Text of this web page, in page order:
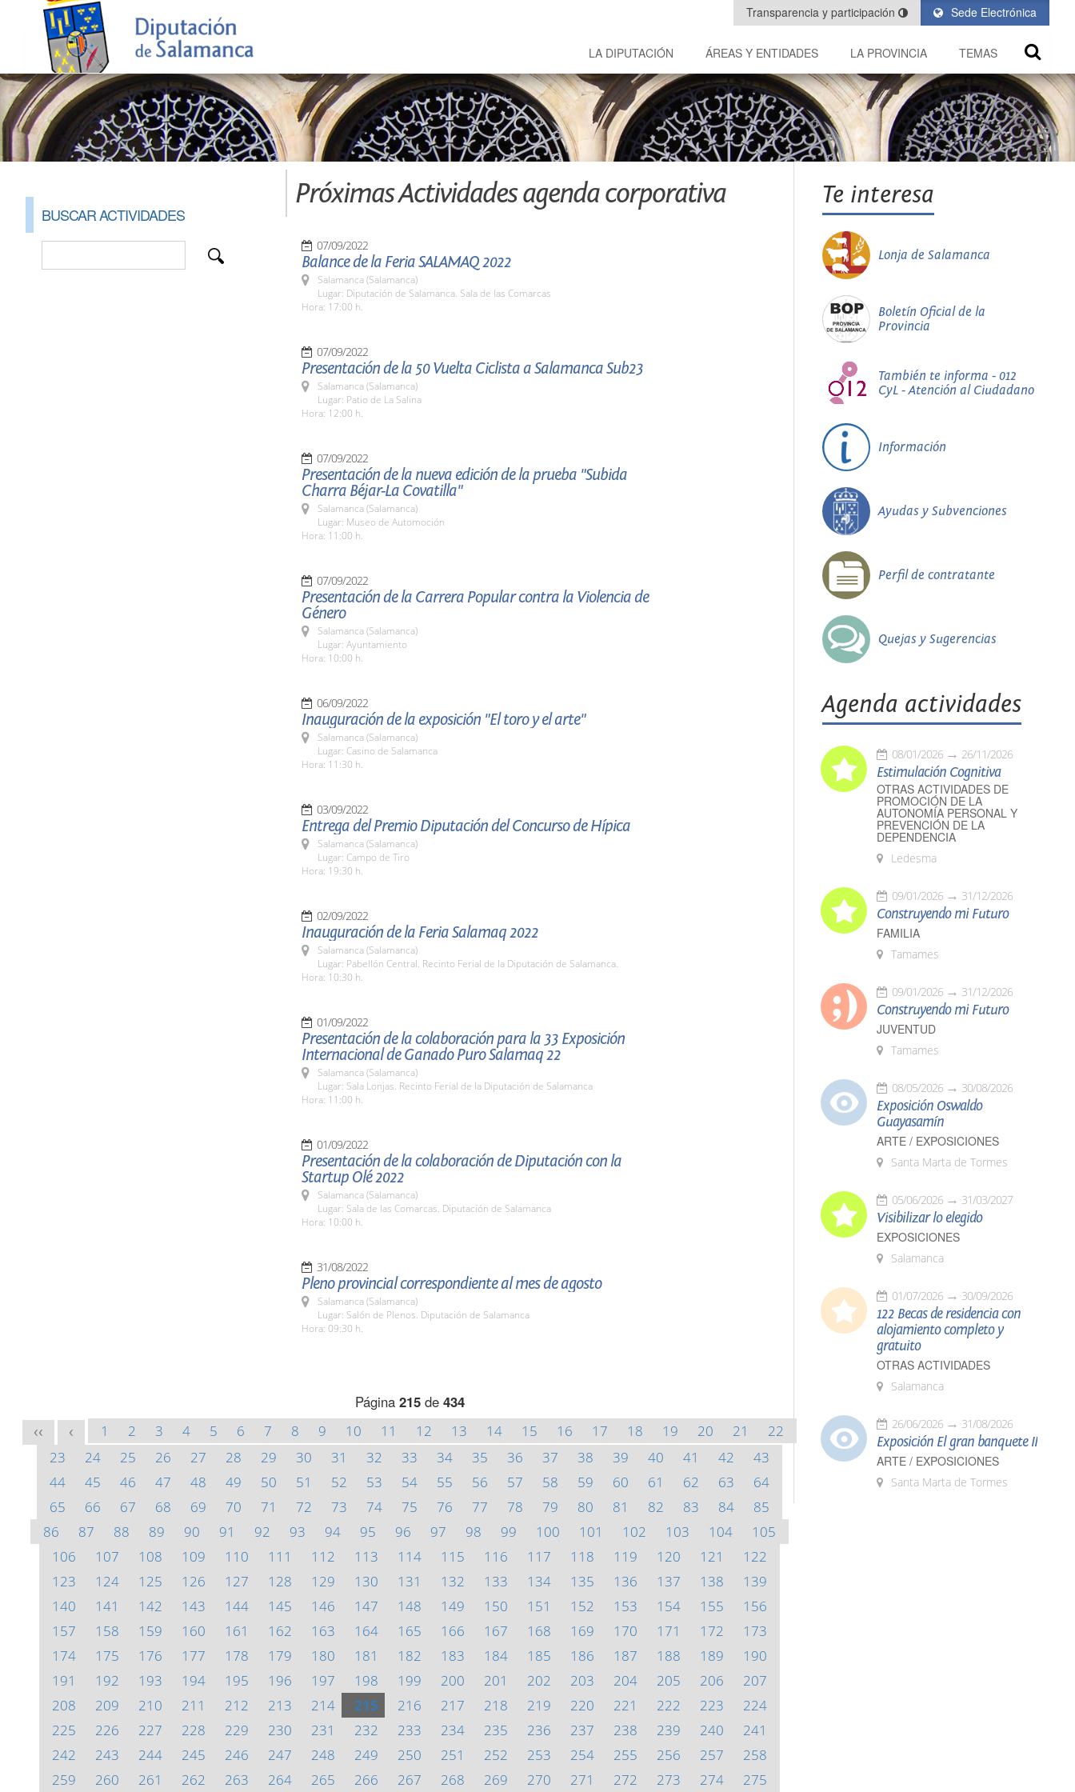
Sede Electrónica
Transparencia y participación
LA DIPUTACIÓN ÁREAS Y ENTIDADES LA PROVINCIA TEMAS
BUSCAR ACTIVIDADES
Próximas Actividades agenda corporativa
07/09/2022
Balance de la Feria SALAMAQ 2022
Salamanca (Salamanca)
Lugar: Diputación de Salamanca. Sala de las Comarcas
Hora: 17:00 h.
07/09/2022
Presentación de la 50 Vuelta Ciclista a Salamanca Sub23
Salamanca (Salamanca)
Lugar: Patio de La Salina
Hora: 12:00 h.
07/09/2022
Presentación de la nueva edición de la prueba "Subida
Charra Béjar-La Covatilla"
Salamanca (Salamanca)
Lugar: Museo de Automoción
Hora: 11:00 h.
07/09/2022
Presentación de la Carrera Popular contra la Violencia de
Género
Salamanca (Salamanca)
Lugar: Ayuntamiento
Hora: 10:00 h.
06/09/2022
Inauguración de la exposición "El toro y el arte"
Salamanca (Salamanca)
Lugar: Casino de Salamanca
Hora: 11:30 h.
03/09/2022
Entrega del Premio Diputación del Concurso de Hípica
Salamanca (Salamanca)
Lugar: Campo de Tiro
Hora: 19:30 h.
02/09/2022
Inauguración de la Feria Salamaq 2022
Salamanca (Salamanca)
Lugar: Pabellón Central. Recinto Ferial de la Diputación de Salamanca.
Hora: 10:30 h.
01/09/2022
Presentación de la colaboración para la 33 Exposición
Internacional de Ganado Puro Salamaq 22
Salamanca (Salamanca)
Lugar: Sala Lonjas. Recinto Ferial de la Diputación de Salamanca
Hora: 11:00 h.
01/09/2022
Presentación de la colaboración de Diputación con la
Startup Olé 2022
Salamanca (Salamanca)
Lugar: Sala de las Comarcas. Diputación de Salamanca
Hora: 10:00 h.
31/08/2022
Pleno provincial correspondiente al mes de agosto
Salamanca (Salamanca)
Lugar: Salón de Plenos. Diputación de Salamanca
Hora: 09:30 h.
Página 215de 434
<< < 1 2 3 4 5 6 7 8 9 10 11 12 13 14 15 16 17 18 19 20 21
22
23
24 25 26 27 28 29 30 31 32 33 34 35 36 37 38 39 40 41 42
43
44
45 46 47 48 49 50 51 52 53 54 55 56 57 58 59 60 61 62 63
64
65
66 67 68 69 70 71 72 73 74 75 76 77 78 79 80 81 82 83 84
85
86
87 88 89 90 91 92 93 94 95 96 97 98 99 100 101 102 103 104
105
106
107 108 109 110 111 112 113 114 115 116 117 118 119 120 121
122
123
124 125 126 127 128 129 130 131 132 133 134 135 136 137 138
139
140
141 142 143 144 145 146 147 148 149 150 151 152 153 154 155
156
157
158 159 160 161 162 163 164 165 166 167 168 169 170 171 172
173
174
175 176 177 178 179 180 181 182 183 184 185 186 187 188 189
190
191
192 193 194 195 196 197 198 199 200 201 202 203 204 205 206
207
208
209 210 211 212 213 214 215 216 217 218 219 220 221 222 223
224
225
226 227 228 229 230 231 232 233 234 235 236 237 238 239 240
241
242
243 244 245 246 247 248 249 250 251 252 253 254 255 256 257
258
259
260 261 262 263 264 265 266 267 268 269 270 271 272 273 274 275
Te interesa
Lonja de Salamanca
Boletín Oficial de la
Provincia
También te informa - 012
CyL - Atención al Ciudadano
Información
Ayudas y Subvenciones
Perfil de contratante
Quejas y Sugerencias
Agenda actividades
08/01/2026 26/11/2026
Estimulación Cognitiva
OTRAS ACTIVIDADES DE
PROMOCIÓN DE LA
AUTONOMÍA PERSONAL Y
PREVENCIÓN DE LA
DEPENDENCIA
Ledesma
09/01/2026 31/12/2026
Construyendo mi Futuro
FAMILIA
Tamames
09/01/2026 31/12/2026
Construyendo mi Futuro
JUVENTUD
Tamames
08/05/2026 30/08/2026
Exposición Oswaldo
Guayasamín
ARTE / EXPOSICIONES
Santa Marta de Tormes
05/06/2026 31/03/2027
Visibilizar lo elegido
EXPOSICIONES
Salamanca
01/07/2026 30/09/2026
122 Becas de residencia con
alojamiento completo y
gratuito
OTRAS ACTIVIDADES
Salamanca
26/06/2026 31/08/2026
Exposición El gran banquete II
ARTE / EXPOSICIONES
Santa Marta de Tormes